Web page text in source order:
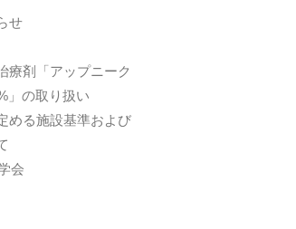
せ
療剤「アップニーク
」の取り扱い
める施設基準および
会